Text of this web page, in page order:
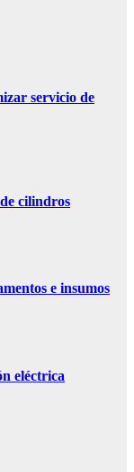
servicio de
cilindros
e insumos
eléctrica